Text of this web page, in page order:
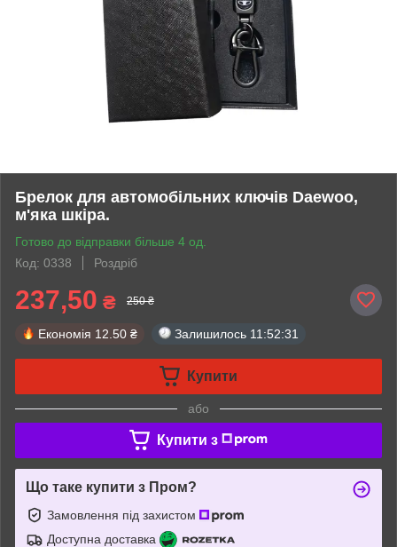
Брелок для автомобільних ключів Daewoo,
м'яка шкіра.
Готово до відправки більше 4 од.
Код: 0338
Роздріб
237,50 ₴ 250 ₴
Економія 12.50 ₴ Залишилось 11:52:30
Купити
або
Купити з
Що таке купити з Пром?
Замовлення під захистом
Доступна доставка